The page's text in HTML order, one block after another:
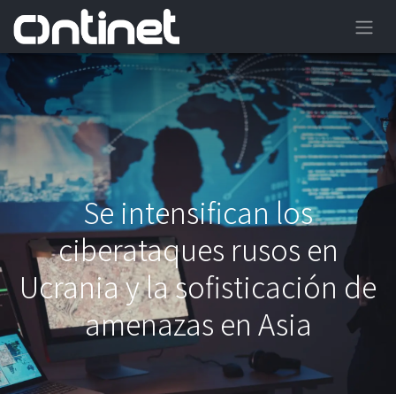
Se intensifican los
ciberataques rusos en
Ucrania y la sofisticación de
amenazas en Asia